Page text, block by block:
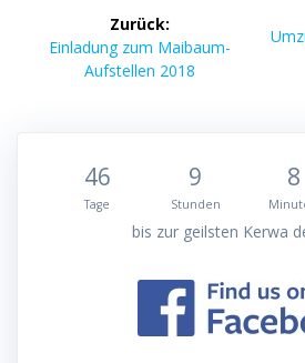
Zurück:
Vorheriger
Beitrag:
Einladung zum Maibaum-
Aufstellen 2018
46
Tage
9
Stunden
8
bis zur geilsten Kerwa